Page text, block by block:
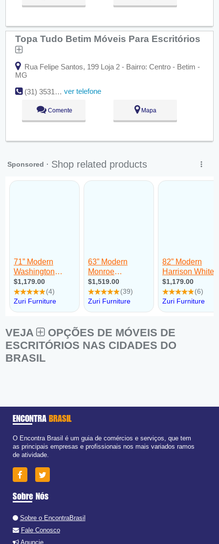
Topa Tudo Betim Móveis Para Escritórios
Rua Felipe Santos, 199 Loja 2 - Bairro: Centro - Betim -
MG
(31) 3531-3076
ver telefone
Comente Mapa
VEJA
OPÇÕES DE MÓVEIS DE
ESCRITÓRIOS NAS CIDADES DO
BRASIL
ENCONTRA BRASIL
O Encontra Brasil é um guia de comércios e serviços, que tem
as principais empresas e profissionais nos mais variados ramos
de atividade.
Sobre Nós
Sobre o EncontraBrasil
Fale Conosco
Anuncie